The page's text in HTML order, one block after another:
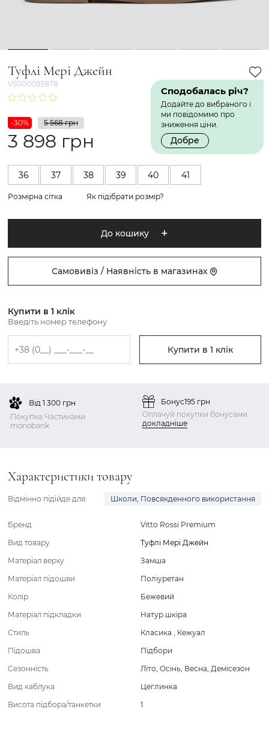
1 2 3 4 5 6
Туфлі Мері Джейн
VS000093878
Сподобалась річ?
Додайте до вибраного і
ми повідомимо про
зниження ціни.
Добре
-30% 5 568 грн
3 898 грн
36 37 38 39 40 41
Розмірна сітка Як підібрати розмір?
До кошику
Самовивіз / Наявність в магазинах
Купити в 1 клік
Введіть номер телефону
Купити в 1 клік
Від 1 300 грн
Покупка Частинами
monobank
Бонус195 грн
Оплачуй покупки бонусами
докладніше
Характеристики товару
Відмінно підійде для: Школи, Повсякденного використання
Бренд
Vitto Rossi Premium
Вид товару
Туфлі Мері Джейн
Матеріал верху
Замша
Матеріал підошви
Поліуретан
Колір
Бежевий
Матеріал підкладки
Натур.шкіра
Стиль
Класика , Кежуал
Підошва
Підбори
Сезонність
Літо, Осінь, Весна, Демісезон
Вид каблука
Цеглинка
Висота підбора/танкетки
1